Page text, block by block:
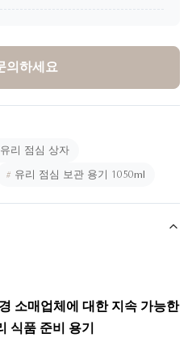
의하세요
리 점심 상자
# 유리 점심 보관 용기 1050ml
소매업체에 대한 지속 가능한
식품 준비 용기